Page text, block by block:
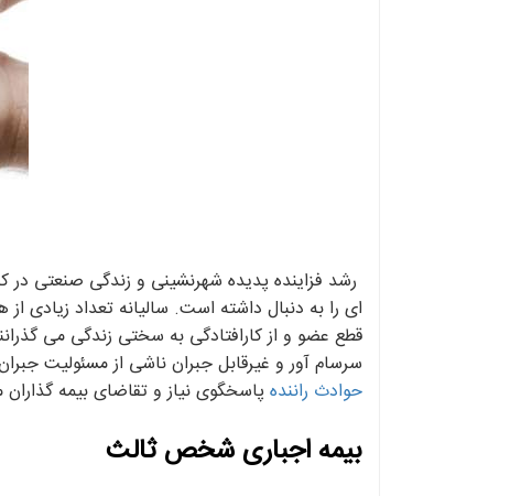
رشد فزاینده پدیده شهرنشینی و زندگی صنعتی در
ای را به دنبال داشته است. سالیانه تعداد زیادی
قطع عضو و از کارافتادگی به سختی زندگی می
سرسام آور و غیرقابل جبران ناشی از مسئولیت
حوادث رانندهپاسخگوی نیاز و تقاضای بیمه
بیمه اجباری شخص ثالث